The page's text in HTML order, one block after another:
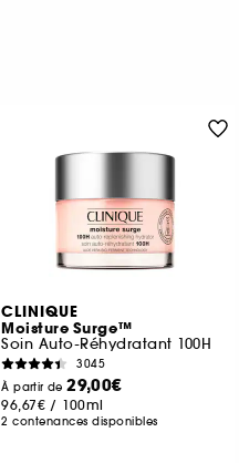
CLINIQUE
Moisture Surge™
Soin Auto-Réhydratant 100H
3045
À partir de29,00€
96,67€ / 100ml
2 contenances disponibles